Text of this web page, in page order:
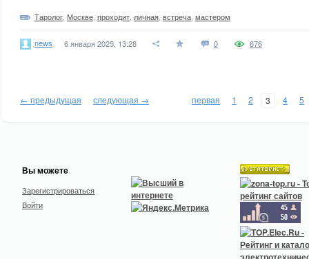
Таролог Москве проходит личная встреча мастером
news 6 января 2025, 13:28 0 676
← предыдущая следующая → первая 1 2 3 4 5
Вы можете
Зарегистрироваться
Войти